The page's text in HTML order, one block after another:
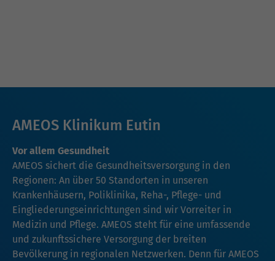
AMEOS Klinikum Eutin
Vor allem Gesundheit
AMEOS sichert die Gesundheitsversorgung in den
Regionen: An über 50 Standorten in unseren
Krankenhäusern, Poliklinika, Reha-, Pflege- und
Eingliederungseinrichtungen sind wir Vorreiter in
Medizin und Pflege. AMEOS steht für eine umfassende
und zukunftssichere Versorgung der breiten
Bevölkerung in regionalen Netzwerken. Denn für AMEOS